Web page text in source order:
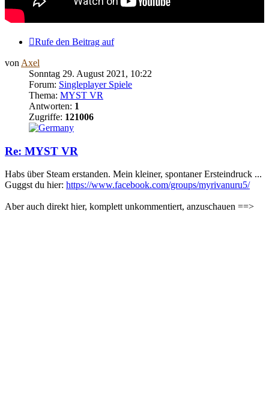
Rufe den Beitrag auf
von Axel
Sonntag 29. August 2021, 10:22
Forum: Singleplayer Spiele
Thema: MYST VR
Antworten: 1
Zugriffe: 121006
Re: MYST VR
Habs über Steam erstanden. Mein kleiner, spontaner Ersteindruck ...
Guggst du hier: https://www.facebook.com/groups/myrivanuru5/
Aber auch direkt hier, komplett unkommentiert, anzuschauen ==>